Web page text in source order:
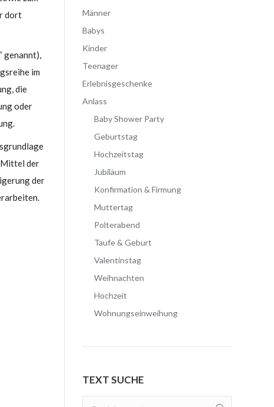
dort
genannt),
im
die
oder
Mittel der
der
Männer
Babys
Kinder
Teenager
Erlebnisgeschenke
Anlass
Baby Shower Party
Geburtstag
Hochzeitstag
Jubiläum
Konfirmation & Firmung
Muttertag
Polterabend
Taufe & Geburt
Valentinstag
Weihnachten
Hochzeit
Wohnungseinweihung
TEXT SUCHE